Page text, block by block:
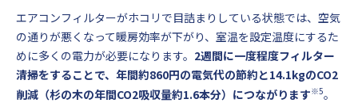
エアコンフィルターがホコリで目詰まりしている状態では、空気
の通りが悪くなって暖房効率が下がり、室温を設定温度にするた
めに多くの電力が必要になります。 2週間に一度程度フィルター
清掃をすることで、年間約860円の電気代の節約と14.1kgのCO2
削減（杉の木の年間CO2吸収量約1.6本分）につながります※5。